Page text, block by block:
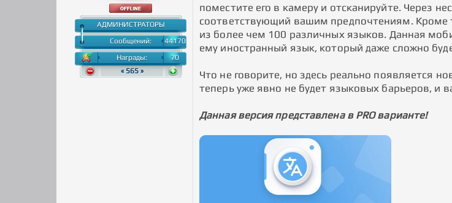
АДМИНИСТРАТОРЫ
Сообщений:
44170
Награды:
70
« 565 »
поместите его в камеру и отсканируйте. Через
соответствующий вашим предпочтениям.
из более чем 100 различных языков. Данная
ему иностранный язык, который даже сложно
Что не говорите, но здесь реально появляется
теперь уже явно не будет языковых барьеров, и
Данная версия представлена в PRO варианте!